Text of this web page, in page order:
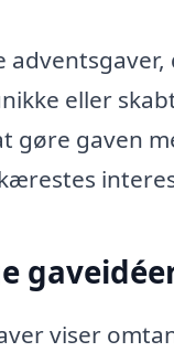
adventsgaver,
eller
gøre gaven
viser